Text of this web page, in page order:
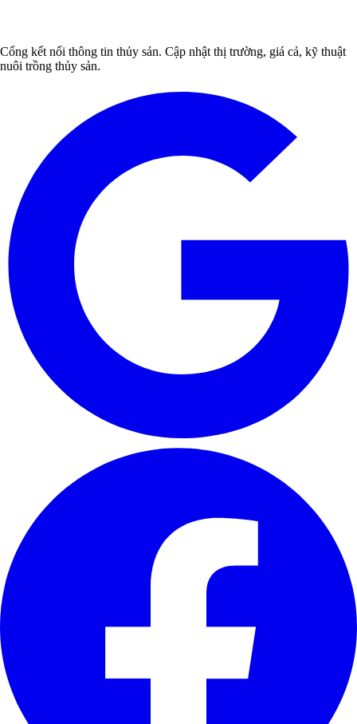
Cổng kết nối thông tin thủy sản. Cập nhật thị trường, giá cả, kỹ thuật
nuôi trồng thủy sản.